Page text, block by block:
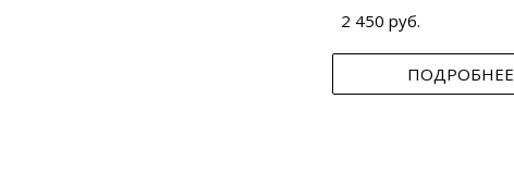
2 450 руб.
ПОДРОБНЕЕ